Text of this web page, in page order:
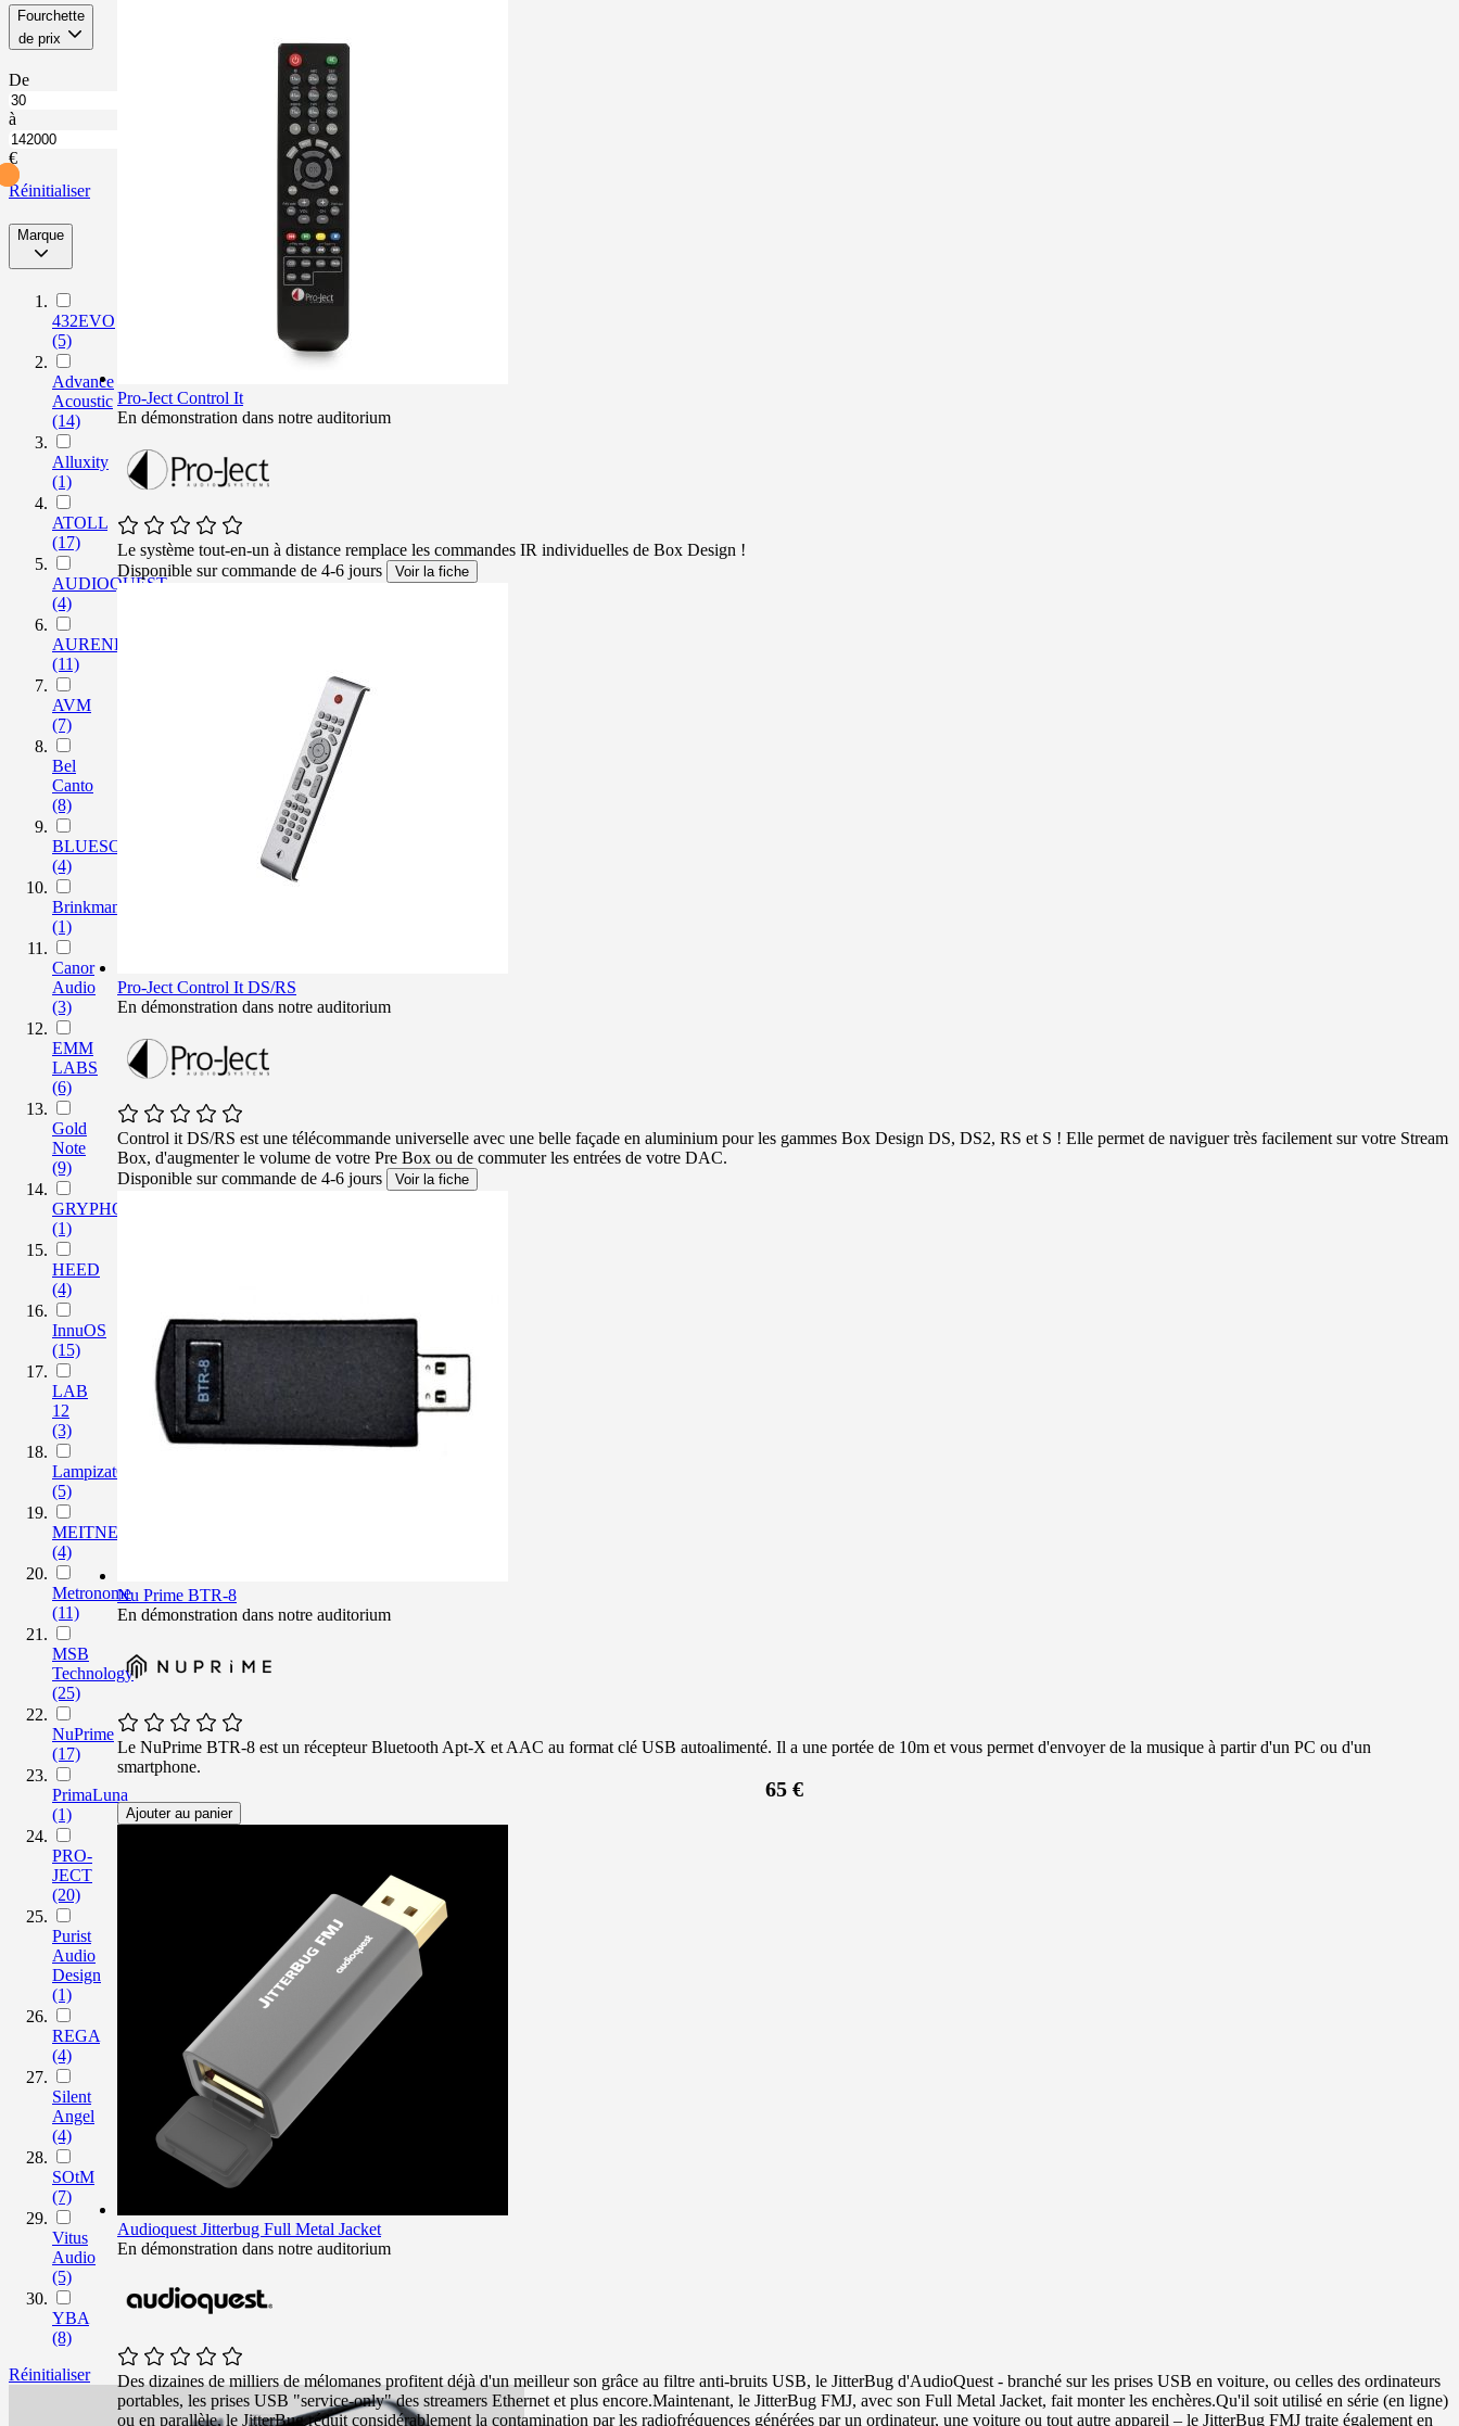
Skip
product
list
Fourchette
de prix filter
De
À
partir
de
Fourchette
de
prix
à
Jusqu’à
Fourchette
de
prix
€
Réinitialiser
Marque
filter
432EVO
(5)
Advance
Acoustic
(14)
Alluxity
(1)
ATOLL
(17)
AUDIOQUEST
(4)
AURENDER
(11)
AVM
(7)
Bel
Canto
(8)
BLUESOUND
(4)
Brinkmann
(1)
Canor
Audio
(3)
EMM
LABS
(6)
Gold
Note
(9)
GRYPHON
(1)
HEED
(4)
InnuOS
(15)
LAB
12
(3)
LampizatOr
(5)
MEITNER
(4)
Metronome
(11)
MSB
Technology
(25)
NuPrime
(17)
PrimaLuna
(1)
PRO-
JECT
(20)
Purist
Audio
Design
(1)
REGA
(4)
Silent
Angel
(4)
SOtM
(7)
Vitus
Audio
(5)
YBA
(8)
Réinitialiser
Pro-Ject Control It
En démonstration dans notre auditorium
Le système tout-en-un à distance remplace les commandes IR individuelles de Box Design !
Disponible sur commande de 4-6 jours
Voir la fiche
Pro-Ject Control It DS/RS
En démonstration dans notre auditorium
Control it DS/RS est une télécommande universelle avec une belle façade en aluminium pour les gammes Box Design DS, DS2, RS et S ! Elle permet de naviguer très facilement sur votre Stream
Box, d'augmenter le volume de votre Pre Box ou de commuter les entrées de votre DAC.
Disponible sur commande de 4-6 jours
Voir la fiche
Nu Prime BTR-8
En démonstration dans notre auditorium
Le NuPrime BTR-8 est un récepteur Bluetooth Apt-X et AAC au format clé USB autoalimenté. Il a une portée de 10m et vous permet d'envoyer de la musique à partir d'un PC ou d'un
smartphone.
65 €
Ajouter au panier
Audioquest Jitterbug Full Metal Jacket
En démonstration dans notre auditorium
Des dizaines de milliers de mélomanes profitent déjà d'un meilleur son grâce au filtre anti-bruits USB, le JitterBug d'AudioQuest - branché sur les prises USB en voiture, ou celles des ordinateurs
portables, les prises USB "service-only" des streamers Ethernet et plus encore.Maintenant, le JitterBug FMJ, avec son Full Metal Jacket, fait monter les enchères.Qu'il soit utilisé en série (en ligne)
ou en parallèle, le JitterBug réduit considérablement la contamination par les radiofréquences générées par un ordinateur, une voiture ou tout autre appareil – le JitterBug FMJ traite également en